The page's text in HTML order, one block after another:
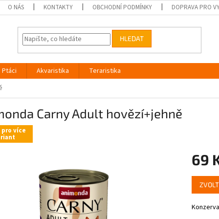
O NÁS KONTAKTY OBCHODNÍ PODMÍNKY DOPRAVA PRO
HLEDAT
Ptáci Akvaristika
Teraristika
Carny Adult hovězí+jehně
více
69
Měrná
cena: